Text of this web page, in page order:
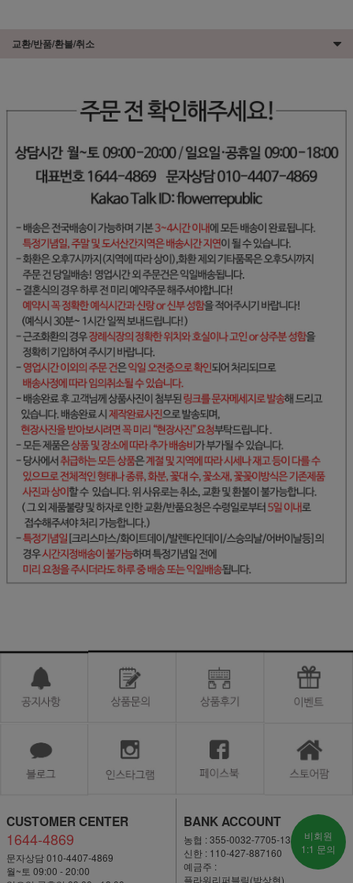
교환/반품/환불/취소
CUSTOMER CENTER
1644-4869
문자상담 010-4407-4869
월~토 09:00 - 20:00
BANK ACCOUNT
농협 : 355-0032-7705-13
신한 : 110-427-887160
예금주 :
플라워리퍼블릭(박상현)
비회원
1:1 문의